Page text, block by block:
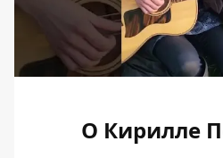
О Кирилле